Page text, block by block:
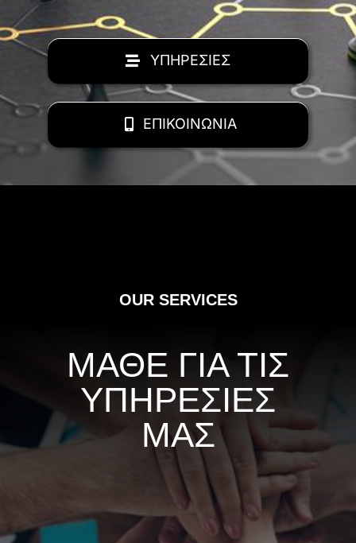
ΥΠΗΡΕΣΙΕΣ
ΕΠΙΚΟΙΝΩΝΙΑ
OUR SERVICES
ΜΑΘΕ ΓΙΑ ΤΙΣ
ΥΠΗΡΕΣΙΕΣ
ΜΑΣ